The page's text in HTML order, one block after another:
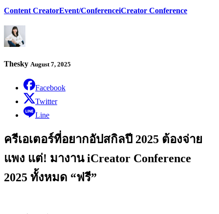
Content CreatorEvent/ConferenceiCreator Conference
Thesky August 7, 2025
Facebook
Twitter
Line
ครีเอเตอร์ที่อยากอัปสกิลปี 2025 ต้องจ่าย
แพง แต่! มางาน iCreator Conference
2025 ทั้งหมด “ฟรี”